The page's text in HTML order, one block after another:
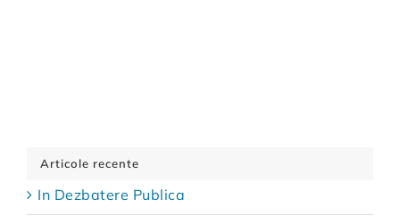
Articole recente
In Dezbatere Publica